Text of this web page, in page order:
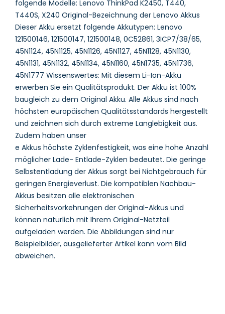
folgende Modelle: Lenovo ThinkPad K2450, T440,
T440S, X240 Original-Bezeichnung der Lenovo Akkus
Dieser Akku ersetzt folgende Akkutypen: Lenovo
121500146, 121500147, 121500148, 0C52861, 3ICP7/38/65,
45N1124, 45N1125, 45N1126, 45N1127, 45N1128, 45N1130,
45N1131, 45N1132, 45N1134, 45N1160, 45N1735, 45N1736,
45N1777 Wissenswertes: Mit diesem Li-Ion-Akku
erwerben Sie ein Qualitätsprodukt. Der Akku ist 100%
baugleich zu dem Original Akku. Alle Akkus sind nach
höchsten europäischen Qualitätsstandards hergestellt
und zeichnen sich durch extreme Langlebigkeit aus.
Zudem haben unser
e Akkus höchste Zyklenfestigkeit, was eine hohe Anzahl
möglicher Lade- Entlade-Zyklen bedeutet. Die geringe
Selbstentladung der Akkus sorgt bei Nichtgebrauch für
geringen Energieverlust. Die kompatiblen Nachbau-
Akkus besitzen alle elektronischen
Sicherheitsvorkehrungen der Original-Akkus und
können natürlich mit Ihrem Original-Netzteil
aufgeladen werden. Die Abbildungen sind nur
Beispielbilder, ausgelieferter Artikel kann vom Bild